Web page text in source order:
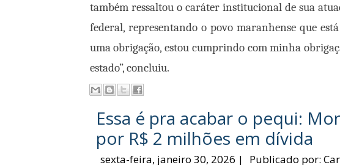
também ressaltou o caráter institucional de sua
federal, representando o povo maranhense que
uma obrigação, estou cumprindo com minha
estado”, concluiu.
Essa é pra acabar o pequi:
por R$ 2 milhões em dívida
sexta-feira, janeiro 30, 2026 | Publicado por: